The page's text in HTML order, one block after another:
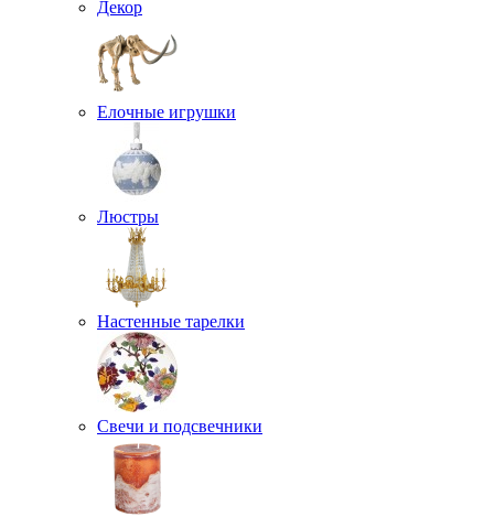
Декор
Елочные игрушки
Люстры
Настенные тарелки
Свечи и подсвечники